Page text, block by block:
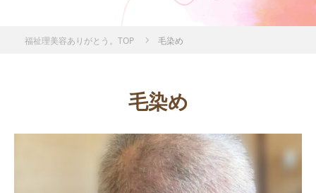
福祉理美容ありがとう。TOP 毛染め
毛染め